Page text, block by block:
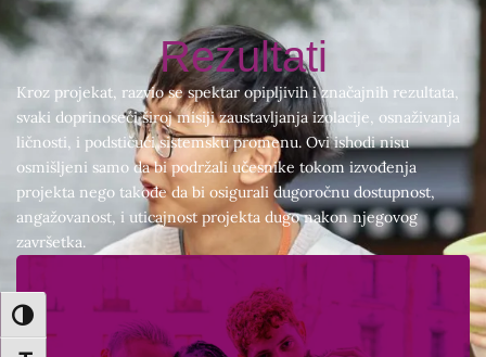
TOGGLE HIGH CONTRAST
Rezultati
Kroz projekat, razvio se spektar opipljivih i značajnih rezultata,
svaki doprinoseći široj misiji zaustavljanja izolacije, osnaživanja
ličnosti, i podstičući sistemsku promenu. Ovi ishodi nisu
osmišljeni samo da bi podržali učesnike tokom izvođenja
projekta nego takođe da bi osigurali dugoročnu dostupnost,
angažovanost, i uticajnost projekta dugo nakon njegovog
završetka.